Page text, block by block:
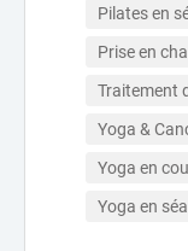
Pilates en
Prise en
Traitement
Yoga &
Yoga en
Yoga en